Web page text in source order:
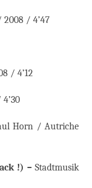
2008 / 4’47
/ 4’12
Horn / Autriche
!) –Stadtmusik